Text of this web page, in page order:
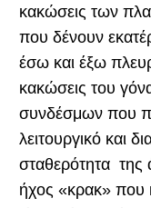
κακώσεις των
που δένουν
έσω και έξω
κακώσεις του
συνδέσμων που
λειτουργικό και
σταθερότητα της
ήχος «κρακ» που